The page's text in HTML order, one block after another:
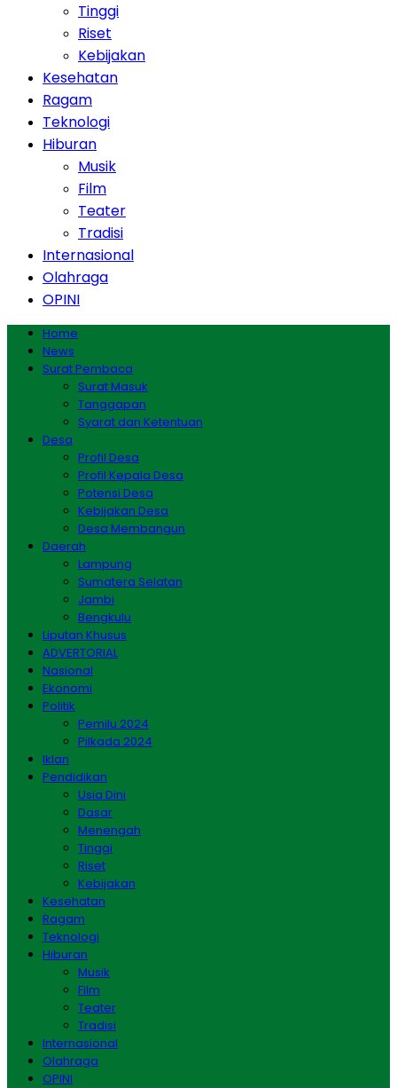
Tinggi
Riset
Kebijakan
Kesehatan
Ragam
Teknologi
Hiburan
Musik
Film
Teater
Tradisi
Internasional
Olahraga
OPINI
Home
News
Surat Pembaca
Surat Masuk
Tanggapan
Syarat dan Ketentuan
Desa
Profil Desa
Profil Kepala Desa
Potensi Desa
Kebijakan Desa
Desa Membangun
Daerah
Lampung
Sumatera Selatan
Jambi
Bengkulu
Liputan Khusus
ADVERTORIAL
Nasional
Ekonomi
Politik
Pemilu 2024
Pilkada 2024
Iklan
Pendidikan
Usia Dini
Dasar
Menengah
Tinggi
Riset
Kebijakan
Kesehatan
Ragam
Teknologi
Hiburan
Musik
Film
Teater
Tradisi
Internasional
Olahraga
OPINI